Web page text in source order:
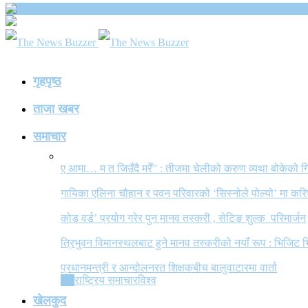
गृहपृष्ठ
ताजा खबर
समाचार
ए आमा… म त जिउँदै मरेँ” : तीजमा चेलीको करुण व्यथा बोकेको
गायिका एलिना चौहान र पवन परिवारको ‘सिस्नोले पोल्यो’ मा
कोड वर्ड’ प्रयोग गरेर पुन मानव तस्करी , सेटिङ शुल्क परिमार्जन
त्रिभुवन विमानस्थलबाट हुने मानव तस्करीको नयाँ रूप : भिजिट
प्रधानमन्त्री र आन्दोलनरत शिक्षकबीच बालुवाटारमा वार्ता
राष्ट्रिय समाचारविश्व
खेलकुद